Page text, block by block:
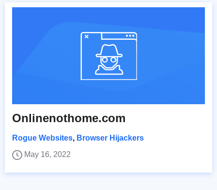
Onlinenothome.com
Rogue Websites, Browser Hijackers
May 16, 2022